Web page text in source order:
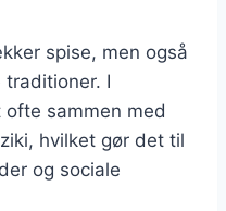
spise, men også
I
sammen med
hvilket gør det til
og sociale